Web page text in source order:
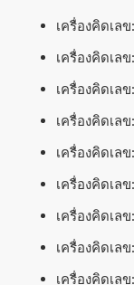
เครื่องคิดเล
เครื่องคิดเล
เครื่องคิดเล
เครื่องคิดเล
เครื่องคิดเล
เครื่องคิดเ
เครื่องคิดเ
เครื่องคิดเล
เครื่องคิดเล